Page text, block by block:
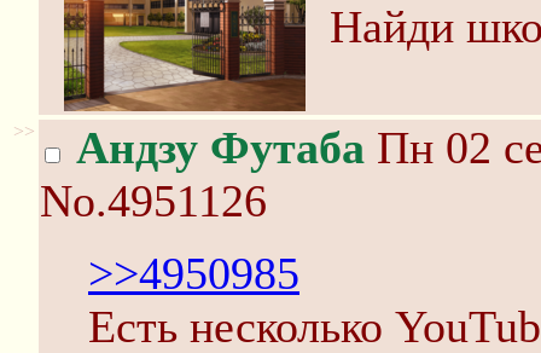
Найди
>> Андзу Футаба Пн 02
No.4951126
>>4950985
Есть несколько